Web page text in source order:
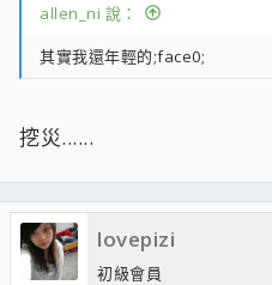
allen_ni 說：
其實我還年輕的;face0;
挖災......
lovepizi
初級會員